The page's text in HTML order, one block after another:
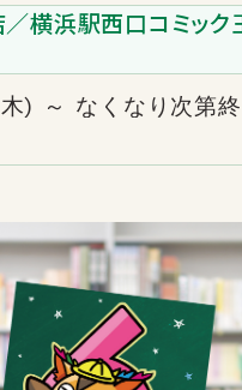
横浜駅西口コミック
) ～ なくなり次第終